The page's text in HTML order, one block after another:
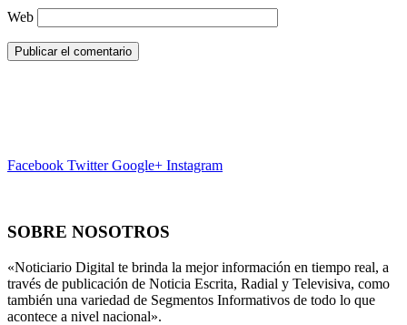
Web
Facebook Twitter Google+ Instagram
SOBRE NOSOTROS
«Noticiario Digital te brinda la mejor información en tiempo real, a
través de publicación de Noticia Escrita, Radial y Televisiva, como
también una variedad de Segmentos Informativos de todo lo que
acontece a nivel nacional».